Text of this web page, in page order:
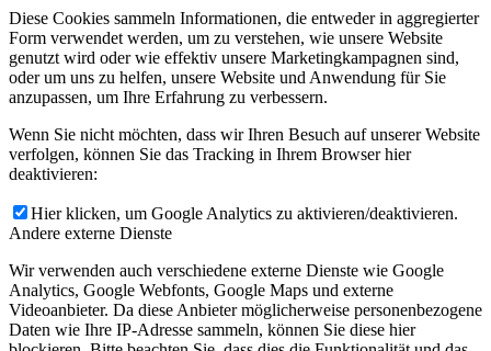
Diese Cookies sammeln Informationen, die entweder in aggregierter
Form verwendet werden, um zu verstehen, wie unsere Website
genutzt wird oder wie effektiv unsere Marketingkampagnen sind,
oder um uns zu helfen, unsere Website und Anwendung für Sie
anzupassen, um Ihre Erfahrung zu verbessern.
Wenn Sie nicht möchten, dass wir Ihren Besuch auf unserer Website
verfolgen, können Sie das Tracking in Ihrem Browser hier
deaktivieren:
Hier klicken, um Google Analytics zu aktivieren/deaktivieren.
Andere externe Dienste
Wir verwenden auch verschiedene externe Dienste wie Google
Analytics, Google Webfonts, Google Maps und externe
Videoanbieter. Da diese Anbieter möglicherweise personenbezogene
Daten wie Ihre IP-Adresse sammeln, können Sie diese hier